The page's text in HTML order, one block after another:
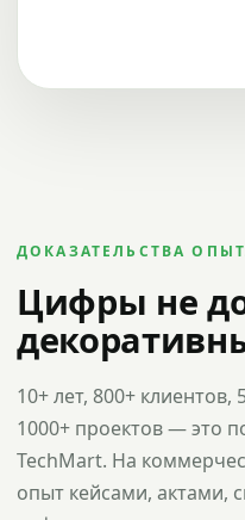
ДОКАЗАТЕЛЬСТВА
Цифры не
10+ лет, 800+ клиентов,
1000+ проектов — это
TechMart. На
опыт кейсами, актами,